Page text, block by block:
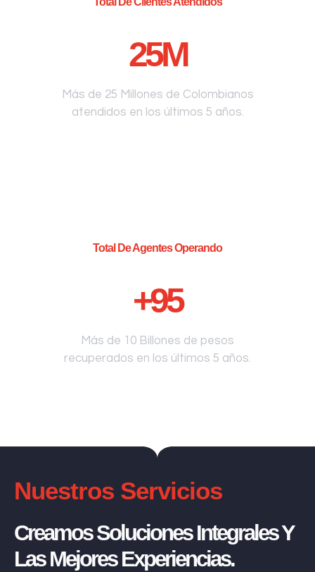
25M
Más de 25 Millones de Colombianos
atendidos en los últimos 5 años.
Total De Agentes Operando
+95
Más de 10 Billones de pesos
recuperados en los últimos 5 años.
Nuestros Servicios
Creamos Soluciones Integrales Y
Las Mejores Experiencias.